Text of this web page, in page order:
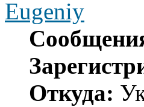
Eugeniy
Откуда: